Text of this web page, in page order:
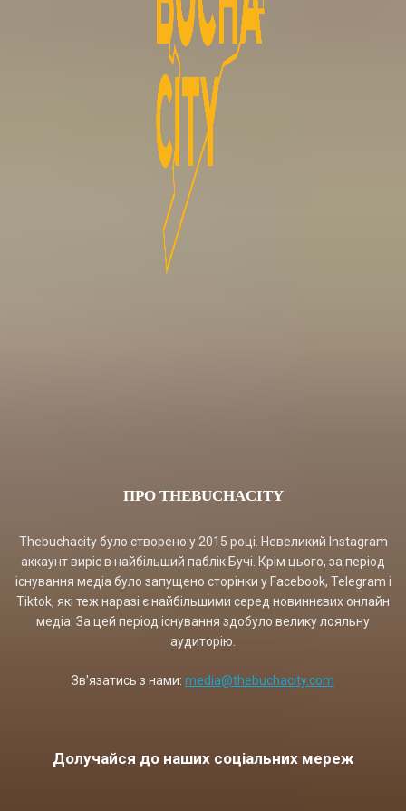
ПРО THEBUCHACITY
Thebuchacity було створено у 2015 році. Невеликий Instagram
аккаунт виріс в найбільший паблік Бучі. Крім цього, за період
існування медіа було запущено сторінки у Facebook, Telegram і
Tiktok, які теж наразі є найбільшими серед новиннєвих онлайн
медіа. За цей період існування здобуло велику лояльну
аудиторію.
Зв'язатись з нами: media@thebuchacity.com
Долучайся до наших соціальних мереж